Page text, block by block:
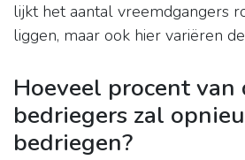
lijkt het aantal vreemdgangers
liggen, maar ook hier variëren
Hoeveel procent van
bedriegers zal
bedriegen?